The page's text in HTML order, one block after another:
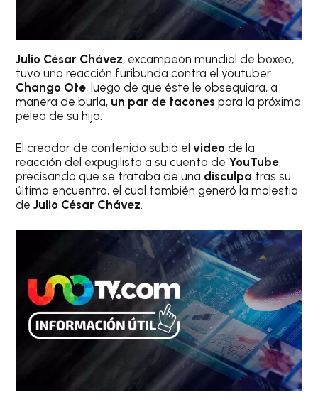
Julio César Chávez, excampeón mundial de boxeo,
tuvo una reacción furibunda contra el youtuber
Chango Ote, luego de que éste le obsequiara, a
manera de burla, un par de tacones para la próxima
pelea de su hijo.
El creador de contenido subió elvideo de la
reacción del expugilista a su cuenta de YouTube,
precisando que se trataba de una disculpa tras su
último encuentro, el cual también generó la molestia
deJulio César Chávez.